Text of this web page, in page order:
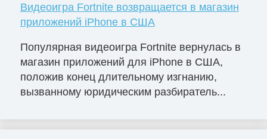
Видеоигра Fortnite возвращается в магазин
приложений iPhone в США
Популярная видеоигра Fortnite вернулась в
магазин приложений для iPhone в США,
положив конец длительному изгнанию,
вызванному юридическим разбиратель...